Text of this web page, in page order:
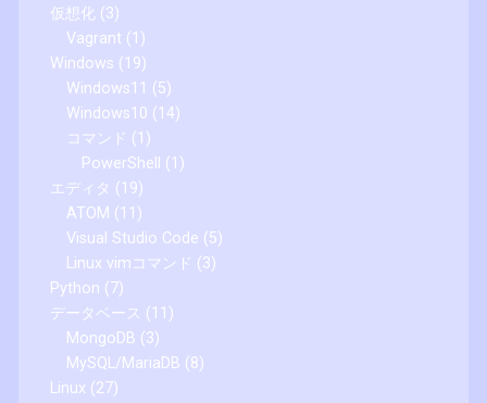
仮想化 (3)
Vagrant (1)
Windows (19)
Windows11 (5)
Windows10 (14)
コマンド (1)
PowerShell (1)
エディタ (19)
ATOM (11)
Visual Studio Code (5)
Linux vimコマンド (3)
Python (7)
データベース (11)
MongoDB (3)
MySQL/MariaDB (8)
Linux (27)